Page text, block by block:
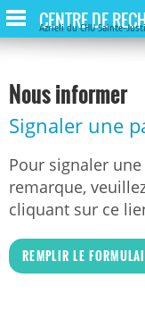
CENTRE DE
Azrieli du CHU Sainte-
Nous informer
Signaler une
Pour signaler
remarque,
cliquant sur ce
REMPLIR LE